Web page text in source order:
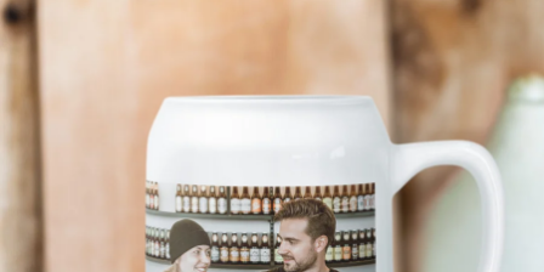
4,7 (com base em +15.000 avaliações)
Os nossos presentes inspiram. Os clientes avaliam-nos
com 4,7 no Google Reviews.